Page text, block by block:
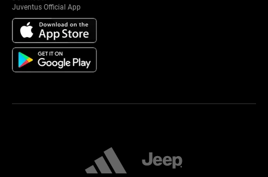
Juventus Official App